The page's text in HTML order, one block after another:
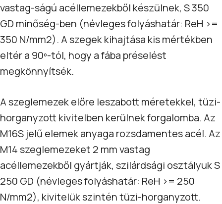
vastag-ságú acéllemezekből készülnek, S 350
GD minőség-ben (névleges folyáshatár: ReH >=
350 N/mm2). A szegek kihajtása kis mértékben
eltér a 90º-tól, hogy a fába préselést
megkönnyítsék.
A szeglemezek előre leszabott méretekkel, tüzi-
horganyzott kivitelben kerülnek forgalomba. Az
M16S jelű elemek anyaga rozsdamentes acél. Az
M14 szeglemezeket 2 mm vastag
acéllemezekből gyártják, szilárdsági osztályuk S
250 GD (névleges folyáshatár: ReH >= 250
N/mm2), kivitelük szintén tüzi-horganyzott.